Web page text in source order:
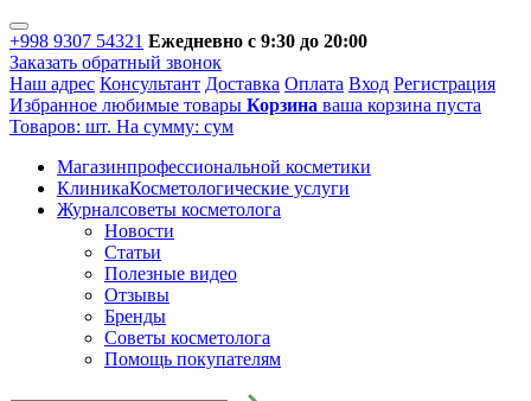
+998 9307 54321 Ежедневно с 9:30 до 20:00
Заказать обратный звонок
Наш адрес Консультант Доставка Оплата Вход Регистрация
Избранное любимые товары Корзина ваша корзина пуста
Товаров: шт. На сумму: сум
Магазинпрофессиональной косметики
КлиникаКосметологические услуги
Журналсоветы косметолога
Новости
Статьи
Полезные видео
Отзывы
Бренды
Советы косметолога
Помощь покупателям